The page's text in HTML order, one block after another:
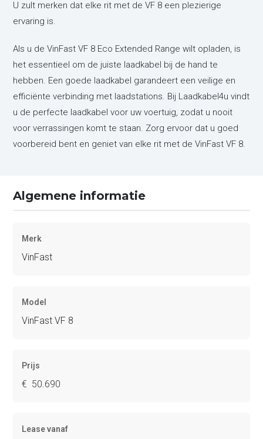
U zult merken dat elke rit met de VF 8 een plezierige
ervaring is.
Als u de VinFast VF 8 Eco Extended Range wilt opladen, is
het essentieel om de juiste laadkabel bij de hand te
hebben. Een goede laadkabel garandeert een veilige en
efficiënte verbinding met laadstations. Bij Laadkabel4u vindt
u de perfecte laadkabel voor uw voertuig, zodat u nooit
voor verrassingen komt te staan. Zorg ervoor dat u goed
voorbereid bent en geniet van elke rit met de VinFast VF 8.
Algemene informatie
Merk
VinFast
Model
VinFast VF 8
Prijs
€ 50.690
Lease vanaf